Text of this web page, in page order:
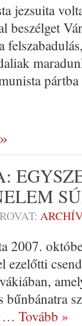
jezsuita
beszélget
ROVAT:
2007.
ezelőtti
bűnbánatra
… Tovább »